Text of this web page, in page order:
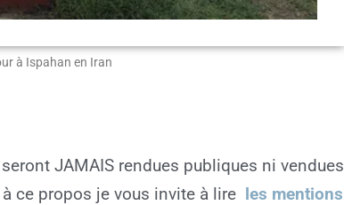
à Ispahan en Iran
JAMAIS rendues publiques ni vendues
ce propos je vous invite à lire
les mentions